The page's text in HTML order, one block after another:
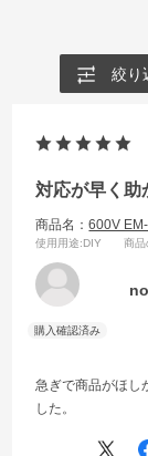
絞り
対応が早く助
商品名：600V
使用用途:DIY 商
急ぎで商品がほし
した。